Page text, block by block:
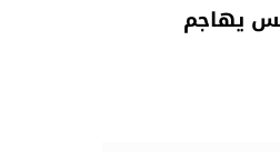
يهاجم